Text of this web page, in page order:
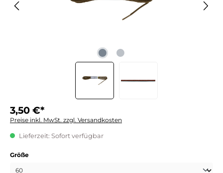
3,50 €*
Preise inkl. MwSt. zzgl. Versandkosten
Lieferzeit: Sofort verfügbar
Größeauswählen